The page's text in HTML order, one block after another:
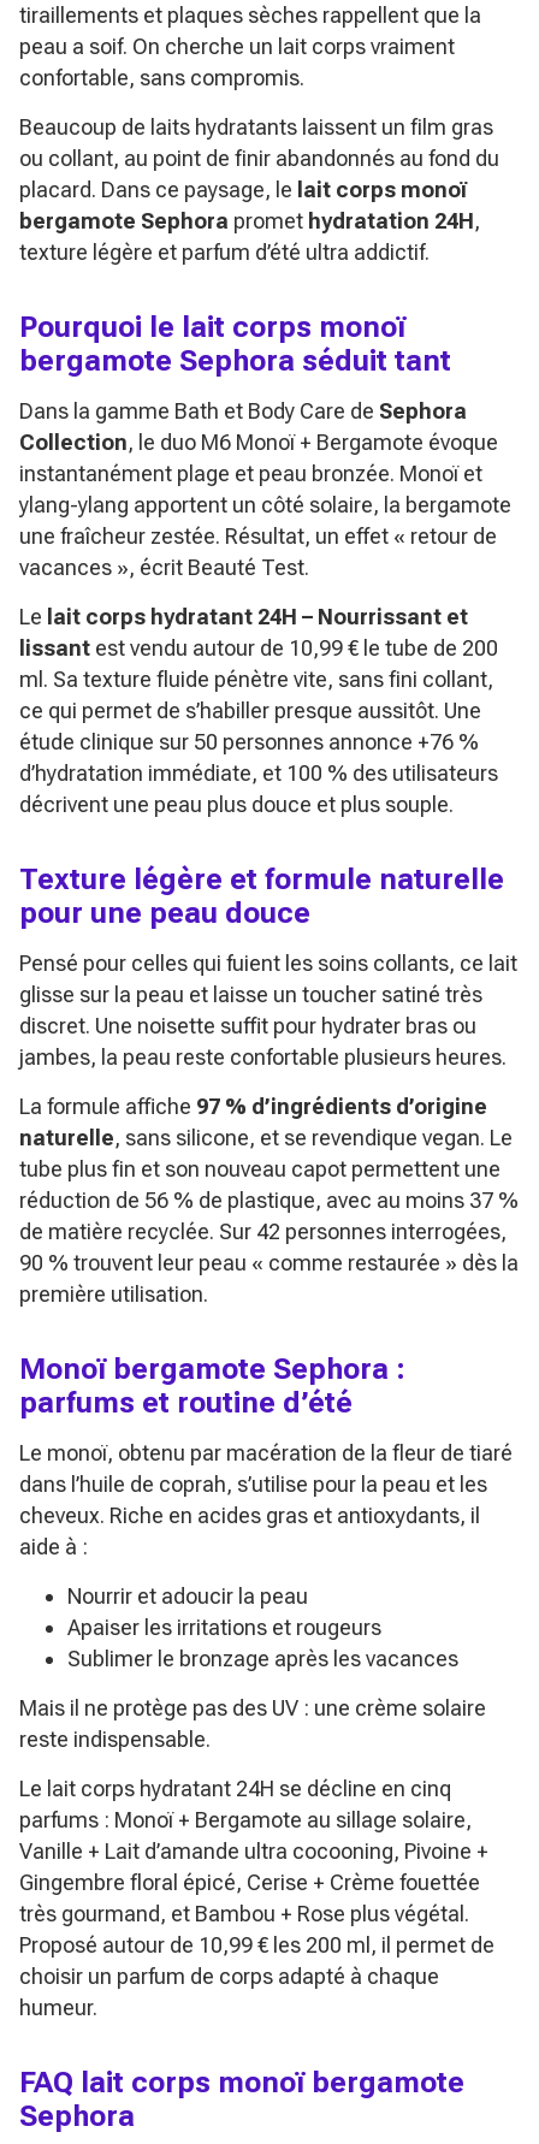
tiraillements et plaques sèches rappellent que la
peau a soif. On cherche un lait corps vraiment
confortable, sans compromis.
Beaucoup de laits hydratants laissent un film gras
ou collant, au point de finir abandonnés au fond du
placard. Dans ce paysage, le lait corps monoï
bergamote Sephora promet hydratation 24H,
texture légère et parfum d’été ultra addictif.
Pourquoi le lait corps monoï
bergamote Sephora séduit tant
Dans la gamme Bath et Body Care de Sephora
Collection, le duo M6 Monoï + Bergamote évoque
instantanément plage et peau bronzée. Monoï et
ylang-ylang apportent un côté solaire, la bergamote
une fraîcheur zestée. Résultat, un effet « retour de
vacances », écrit Beauté Test.
Le lait corps hydratant 24H – Nourrissant et
lissant est vendu autour de 10,99 € le tube de 200
ml. Sa texture fluide pénètre vite, sans fini collant,
ce qui permet de s’habiller presque aussitôt. Une
étude clinique sur 50 personnes annonce +76 %
d’hydratation immédiate, et 100 % des utilisateurs
décrivent une peau plus douce et plus souple.
Texture légère et formule naturelle
pour une peau douce
Pensé pour celles qui fuient les soins collants, ce lait
glisse sur la peau et laisse un toucher satiné très
discret. Une noisette suffit pour hydrater bras ou
jambes, la peau reste confortable plusieurs heures.
La formule affiche 97 % d’ingrédients d’origine
naturelle, sans silicone, et se revendique vegan. Le
tube plus fin et son nouveau capot permettent une
réduction de 56 % de plastique, avec au moins 37 %
de matière recyclée. Sur 42 personnes interrogées,
90 % trouvent leur peau « comme restaurée » dès la
première utilisation.
Monoï bergamote Sephora :
parfums et routine d’été
Le monoï, obtenu par macération de la fleur de tiaré
dans l’huile de coprah, s’utilise pour la peau et les
cheveux. Riche en acides gras et antioxydants, il
aide à :
Nourrir et adoucir la peau
Apaiser les irritations et rougeurs
Sublimer le bronzage après les vacances
Mais il ne protège pas des UV : une crème solaire
reste indispensable.
Le lait corps hydratant 24H se décline en cinq
parfums : Monoï + Bergamote au sillage solaire,
Vanille + Lait d’amande ultra cocooning, Pivoine +
Gingembre floral épicé, Cerise + Crème fouettée
très gourmand, et Bambou + Rose plus végétal.
Proposé autour de 10,99 € les 200 ml, il permet de
choisir un parfum de corps adapté à chaque
humeur.
FAQ lait corps monoï bergamote
Sephora